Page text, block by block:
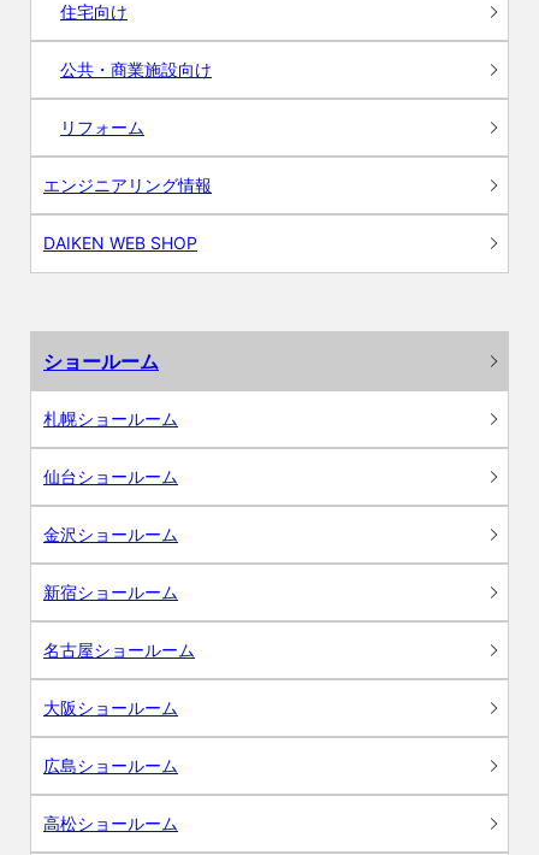
住宅向け
公共・商業施設向け
リフォーム
エンジニアリング情報
DAIKEN WEB SHOP
ショールーム
札幌ショールーム
仙台ショールーム
金沢ショールーム
新宿ショールーム
名古屋ショールーム
大阪ショールーム
広島ショールーム
高松ショールーム